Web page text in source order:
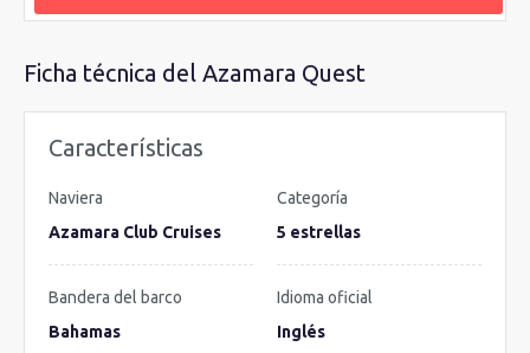
Ficha técnica del Azamara Quest
Características
Naviera
Azamara Club Cruises
Categoría
5 estrellas
Bandera del barco
Bahamas
Idioma oficial
Inglés